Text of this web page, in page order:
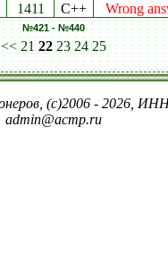
1411 C++
Wrong
№421 - №440
<< 21 22 23 24 25
(c)2006 - 2026,
admin@acmp.ru